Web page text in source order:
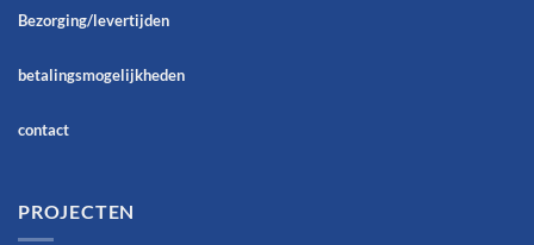
Bezorging/levertijden
betalingsmogelijkheden
contact
PROJECTEN